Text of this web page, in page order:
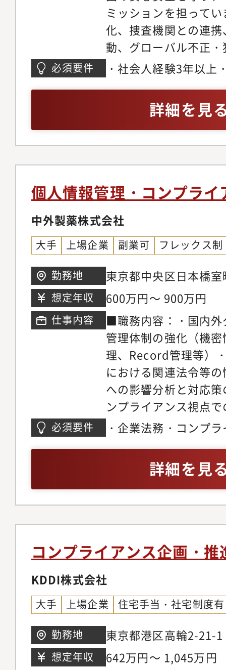
ミッションを担って
化、捜査機関との連
動、グローバル不正
ループ全体の貢献に
ション／調整・競争
／調整・経営層及び
調整・定期的な経営
資料作成／プレゼン
力対応事務局業務・
サービスの不正対策
会議への参加および
ビスの被害相談受理
用した業務効率／自
クト事例＞大小さま
クトが進行中です。
用した定常業務の自
は収益及び法実行機
ります。＜組織構成
務）：1名／L4：1名
層：20～50代まで幅
合：1：2
必須要件
・社会人経験3年以上
もち、自ら主体的に
考える※不正対策に
ブレベルの日本語力
の英語力・基本的な
（MSToolsなど）・
くは同程度の英語力
明、英語圏の大卒の
詳細を見
個人情報管理・コンプライ
中外製薬株式会社
大手 上場企業 副業可 フレックス制
勤務地
東京都中央区日本橋
ワー
想定年収 600万円～ 900万円
仕事内容
■職務内容：・国内外
管理体制の強化（機
理、Record管理等）
における関連法令等
への影響分析と対応
ンプライアンス視点
進・インシデント対
支援・Rocheとの連
統制・支援を含むグ
力：中外グループの
連携し、成長戦略の
イアンスの視点から
必須要件
・企業法務・コンプ
なお可）・機密情報
管理体制の構築・運
し主要諸外国の大学/
大学院であればなお
英語力
詳細を見
コンプライアンス企画・推
KDDI株式会社
大手 上場企業 住宅手当・社宅制度有
勤務地 東京都港区高輪2-21-1
想定年収 642万円～ 1,045万円